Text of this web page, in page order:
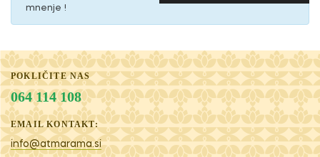
mnenje !
POKLIČITE NAS
064 114 108
EMAIL KONTAKT:
info@atmarama.si